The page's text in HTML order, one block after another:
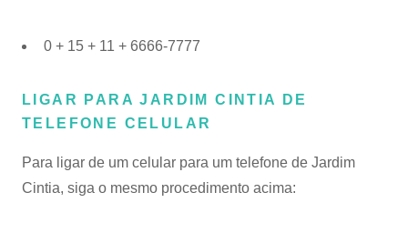
0 + 15 + 11 + 6666-7777
LIGAR PARA JARDIM CINTIA DE
TELEFONE CELULAR
Para ligar de um celular para um telefone de Jardim
Cintia, siga o mesmo procedimento acima: